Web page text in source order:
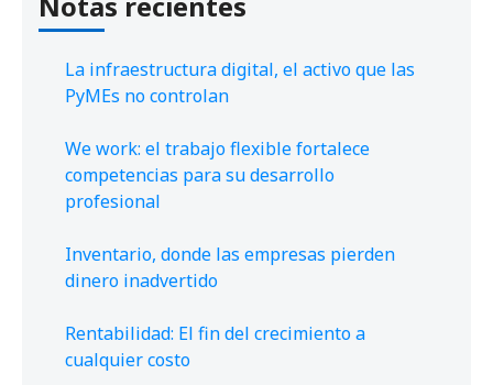
La infraestructura digital, el activo que las
PyMEs no controlan
We work: el trabajo flexible fortalece
competencias para su desarrollo
profesional
Inventario, donde las empresas pierden
dinero inadvertido
Rentabilidad: El fin del crecimiento a
cualquier costo